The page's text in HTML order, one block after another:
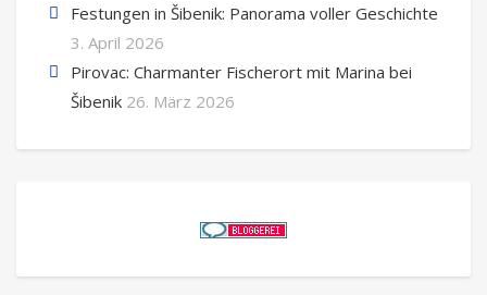
Festungen in Šibenik: Panorama voller Geschichte
3. April 2026
Pirovac: Charmanter Fischerort mit Marina bei
Šibenik 26. März 2026